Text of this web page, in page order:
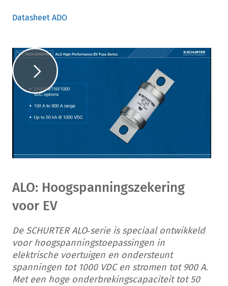
Datasheet ADO
ALO: Hoogspanningszekering
voor EV
De SCHURTER ALO‑serie is speciaal ontwikkeld
voor hoogspannings­toepassingen in
elektrische voertuigen en ondersteunt
spanningen tot 1000 VDC en stromen tot 900 A.
Met een hoge onderbrekingscapaciteit tot 50